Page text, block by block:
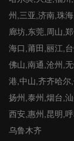
州,三亚,济南,珠
廊坊,东莞,周山,
海口,莆田,丽江,台
佛山,南通,沧州,
港,中山,齐齐哈尔,
扬州,泰州,烟台,汕
西安,惠州,昆明,
乌鲁木齐